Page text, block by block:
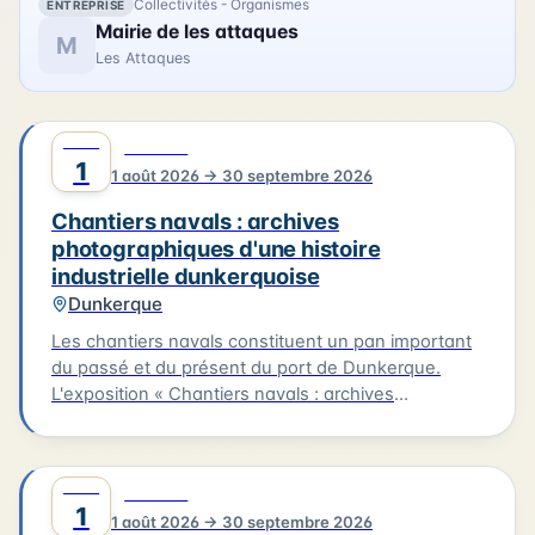
ENTREPRISE Collectivités - Organismes
M Mairie de les attaques
Les Attaques
1 1 août 2026 → 30 septembre 2026
Chantiers navals : archives
photographiques d'une histoire
industrielle dunkerquoise
Dunkerque
Les chantiers navals constituent un pan important
du passé et du présent du port de Dunkerque.
L'exposition « Chantiers navals : archives
collections du musée et évoque plusieurs grands
chantiers : Ziegler, les Ateliers et Chantiers de
France, Béliard & Crighton. Le parcours se prolonge
1 1 août 2026 → 30 septembre 2026